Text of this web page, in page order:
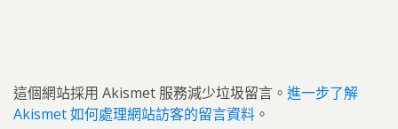
這個網站採用 Akismet 服務減少垃圾留言。 進一步了解
Akismet 如何處理網站訪客的留言資料 。